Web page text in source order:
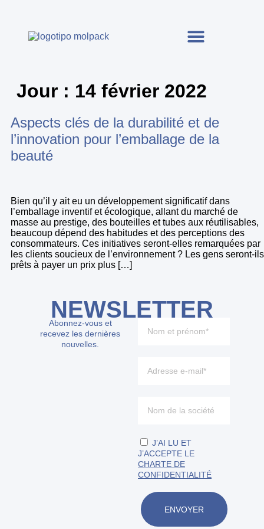
Jour : 14 février 2022
Aspects clés de la durabilité et de
l’innovation pour l’emballage de la
beauté
Bien qu’il y ait eu un développement significatif dans
l’emballage inventif et écologique, allant du marché de
masse au prestige, des bouteilles et tubes aux réutilisables,
beaucoup dépend des habitudes et des perceptions des
consommateurs. Ces initiatives seront-elles remarquées par
les clients soucieux de l’environnement ? Les gens seront-ils
prêts à payer un prix plus […]
NEWSLETTER
Abonnez-vous et
recevez les dernières
nouvelles.
J’AI LU ET
J’ACCEPTE LE
CHARTE DE
CONFIDENTIALITÉ
ENVOYER